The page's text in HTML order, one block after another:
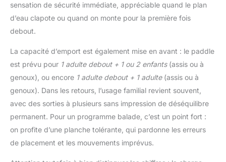
sensation de sécurité immédiate, appréciable quand le plan
d’eau clapote ou quand on monte pour la première fois
debout.
La capacité d’emport est également mise en avant : le paddle
est prévu pour 1 adulte debout + 1 ou 2 enfants(assis ou à
genoux), ou encore 1 adulte debout + 1 adulte(assis ou à
genoux). Dans les retours, l’usage familial revient souvent,
avec des sorties à plusieurs sans impression de déséquilibre
permanent. Pour un programme balade, c’est un point fort :
on profite d’une planche tolérante, qui pardonne les erreurs
de placement et les mouvements imprévus.